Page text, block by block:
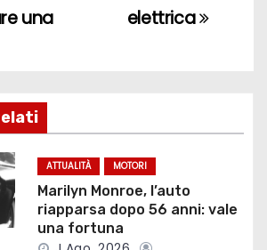
elettrica
una
ATTUALITÀ MOTORI
Marilyn Monroe, l’auto
riapparsa dopo 56 anni: vale
una fortuna